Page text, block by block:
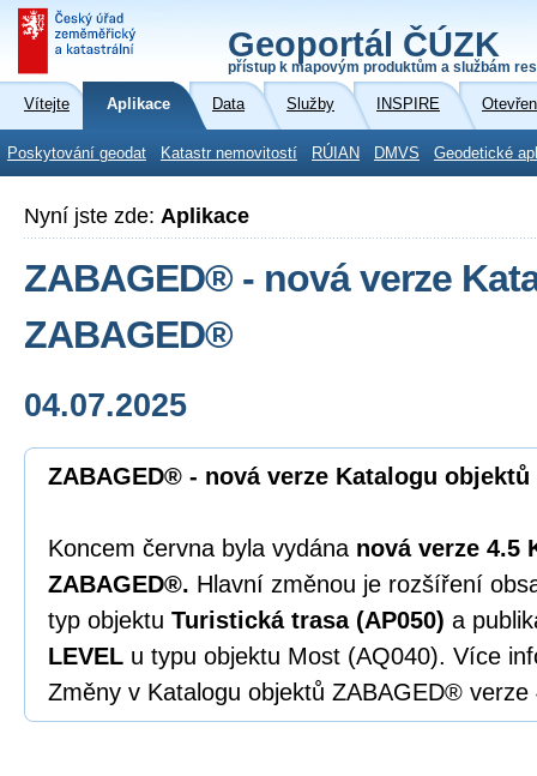
Geoportál ČÚZK
přístup k mapovým produktům a službám
Vítejte Aplikace Data Služby INSPIRE
Poskytování geodat Katastr nemovitostí RÚIAN DMVS Geodetické
Nyní jste zde: Aplikace
ZABAGED® - nová verze
ZABAGED®
04.07.2025
ZABAGED® - nová verze Katalogu objektů
Koncem června byla vydána nová verze 4.5
ZABAGED®. Hlavní změnou je rozšíření
typ objektu Turistická trasa (AP050) a
LEVEL u typu objektu Most (AQ040). Více
Změny v Katalogu objektů ZABAGED® verze